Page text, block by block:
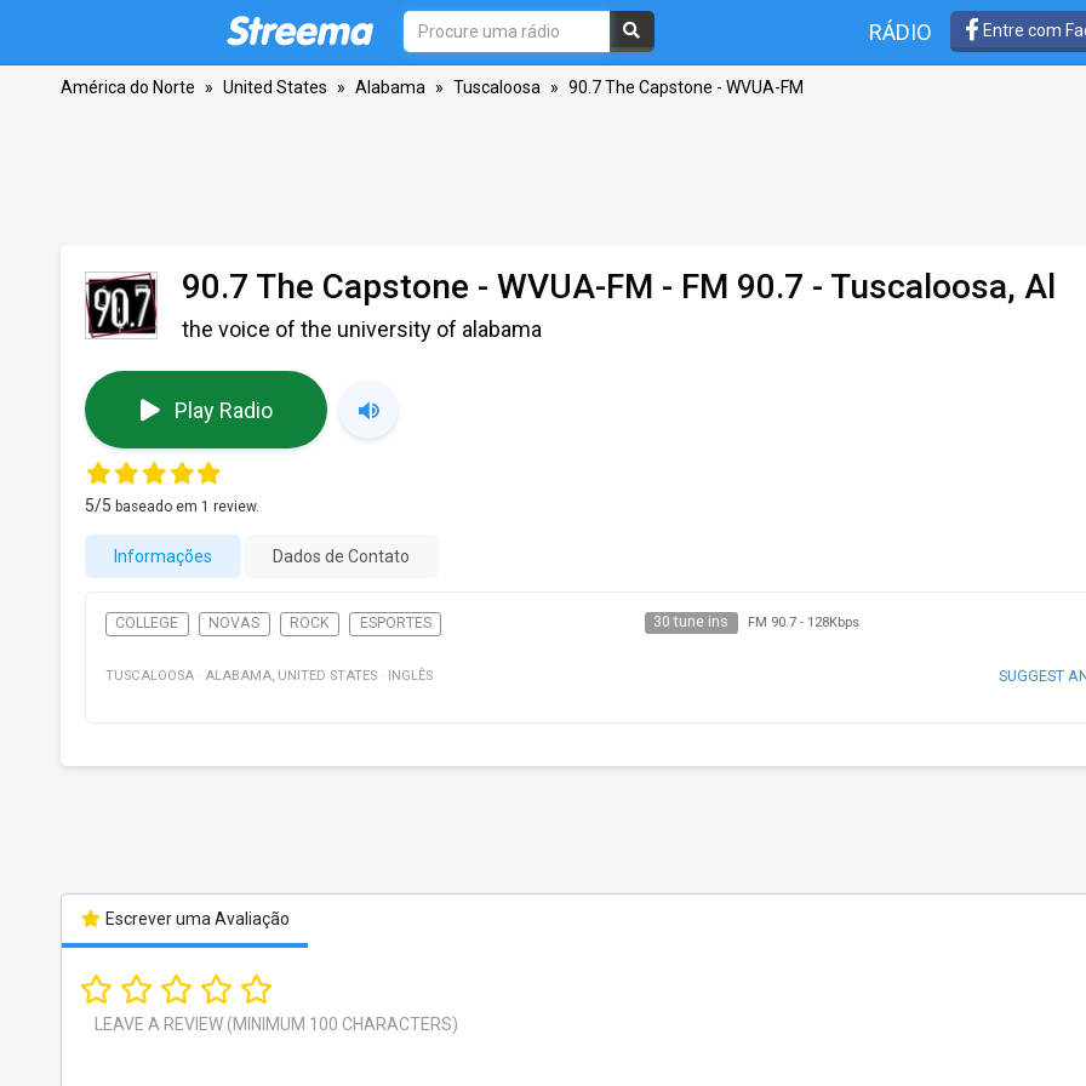
RÁDIO Entre com
América do Norte » United States » Alabama » Tuscaloosa » 90.7 The Capstone - WVUA-FM
90.7 The Capstone - WVUA-FM - FM 90.7 - Tuscaloosa, Al
the voice of the university of alabama
Play Radio
5/5 baseado em 1 review.
Informações Dados de Contato
COLLEGE NOVAS ROCK ESPORTES 30 tune ins FM 90.7- 128Kbps
TUSCALOOSA · ALABAMA, UNITED STATES · INGLÊS SUGGEST
Escrever uma Avaliação